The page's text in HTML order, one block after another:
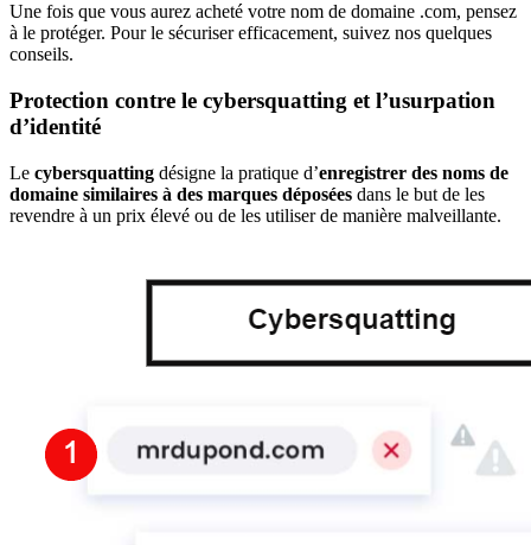
Une fois que vous aurez acheté votre nom de domaine .com, pensez
à le protéger. Pour le sécuriser efficacement, suivez nos quelques
conseils.
Protection contre le cybersquatting et l’usurpation
d’identité
Le cybersquatting désigne la pratique d’enregistrer des noms de
domaine similaires à des marques déposées dans le but de les
revendre à un prix élevé ou de les utiliser de manière malveillante.